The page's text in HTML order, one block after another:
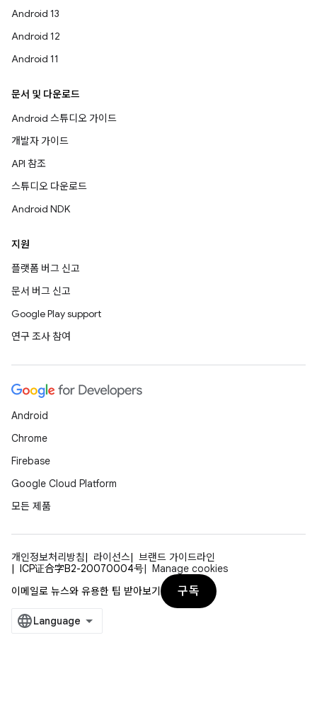
Android 13
Android 12
Android 11
문서 및 다운로드
Android 스튜디오 가이드
개발자 가이드
API 참조
스튜디오 다운로드
Android NDK
지원
플랫폼 버그 신고
문서 버그 신고
Google Play support
연구 조사 참여
Android
Chrome
Firebase
Google Cloud Platform
모든 제품
개인정보처리방침 라이선스
브랜드 가이드라인
ICP证合字B2-20070004号
Manage cookies
이메일로 뉴스와 유용한 팁 받아보기
구독